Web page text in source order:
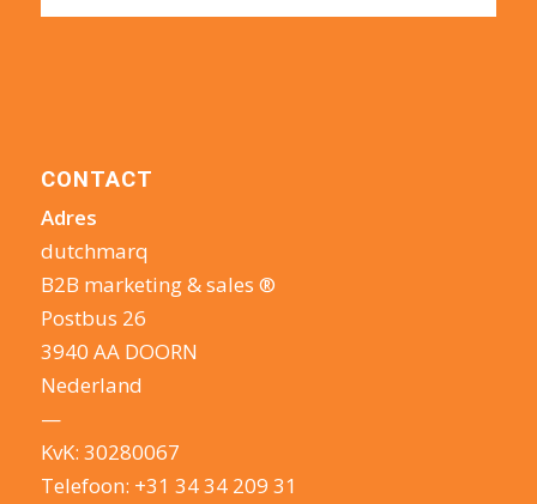
CONTACT
Adres
dutchmarq
B2B marketing & sales ®
Postbus 26
3940 AA DOORN
Nederland
—
KvK: 30280067
Telefoon: +31 34 34 209 31